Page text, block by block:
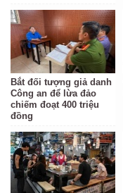
Bắt đối tượng giả danh
Công an để lừa đảo
chiếm đoạt 400 triệu
đồng